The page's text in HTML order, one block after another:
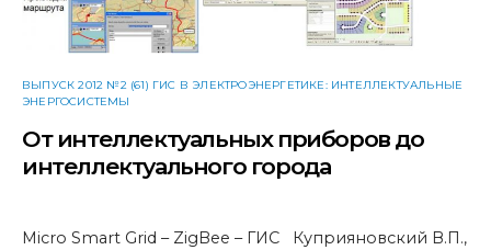
ВЫПУСК 2012 №2 (61) ГИС В ЭЛЕКТРОЭНЕРГЕТИКЕ: ИНТЕЛЛЕКТУАЛЬНЫЕ
ЭНЕРГОСИСТЕМЫ
От интеллектуальных приборов до
интеллектуального города
Micro Smart Grid – ZigBee – ГИС Куприяновский В.П.,